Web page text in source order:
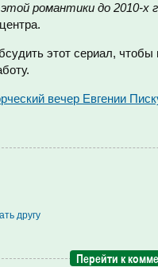
романтики до 2010-х
этот сериал,
вечер Евгении
другу
Перейти к